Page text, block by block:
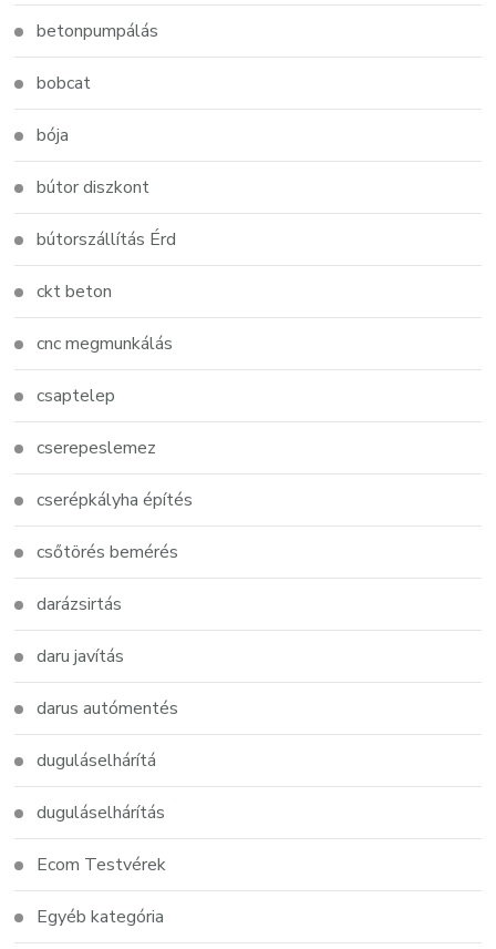
betonpumpálás
bobcat
bója
bútor diszkont
bútorszállítás Érd
ckt beton
cnc megmunkálás
csaptelep
cserepeslemez
cserépkályha építés
csőtörés bemérés
darázsirtás
daru javítás
darus autómentés
duguláselhárítá
duguláselhárítás
Ecom Testvérek
Egyéb kategória